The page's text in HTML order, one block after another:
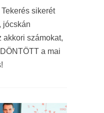
sikerét
jócskán
akkori számokat,
a mai